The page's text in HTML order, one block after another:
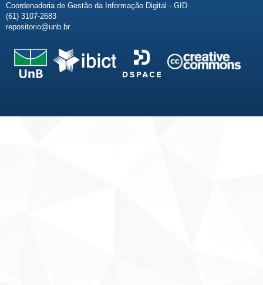
Coordenadoria de Gestão da Informação Digital - GID
(61) 3107-2683
repositorio@unb.br